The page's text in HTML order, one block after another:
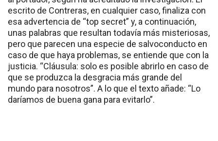
escrito de Contreras, en cualquier caso, finaliza con
esa advertencia de “top secret” y, a continuación,
unas palabras que resultan todavía más misteriosas,
pero que parecen una especie de salvoconducto en
caso de que haya problemas, se entiende que con la
justicia. “Cláusula: solo es posible abrirlo en caso de
que se produzca la desgracia más grande del
mundo para nosotros”. A lo que el texto añade: “Lo
daríamos de buena gana para evitarlo”.